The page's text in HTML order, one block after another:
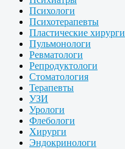
Психологи
Психотерапевты
Пластические хирурги
Пульмонологи
Ревматологи
Репродуктологи
Стоматология
Терапевты
УЗИ
Урологи
Флебологи
Хирурги
Эндокринологи